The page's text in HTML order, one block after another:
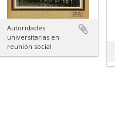
Autoridades
universitarias en
reunión social